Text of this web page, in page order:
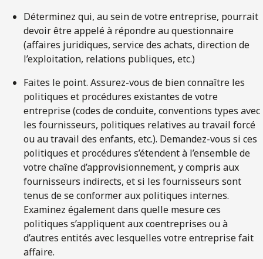
Déterminez qui, au sein de votre entreprise, pourrait
devoir être appelé à répondre au questionnaire
(affaires juridiques, service des achats, direction de
l’exploitation, relations publiques, etc.)
Faites le point. Assurez-vous de bien connaître les
politiques et procédures existantes de votre
entreprise (codes de conduite, conventions types avec
les fournisseurs, politiques relatives au travail forcé
ou au travail des enfants, etc.). Demandez-vous si ces
politiques et procédures s’étendent à l’ensemble de
votre chaîne d’approvisionnement, y compris aux
fournisseurs indirects, et si les fournisseurs sont
tenus de se conformer aux politiques internes.
Examinez également dans quelle mesure ces
politiques s’appliquent aux coentreprises ou à
d’autres entités avec lesquelles votre entreprise fait
affaire.